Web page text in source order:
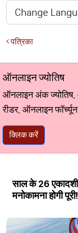
पत्रिका
ऑनलाइन ज्योतिष
ऑनलाइन अंक ज्योतिष,
रीडर, ऑनलाइन
क्लिक करें
साल के 26
मनोकामना होगी पूरी!